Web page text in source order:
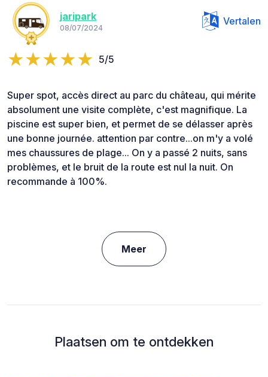
jaripark
08/07/2024
Vertalen
5/5
Super spot, accès direct au parc du château, qui mérite
absolument une visite complète, c'est magnifique. La
piscine est super bien, et permet de se délasser après
une bonne journée. attention par contre...on m'y a volé
mes chaussures de plage... On y a passé 2 nuits, sans
problèmes, et le bruit de la route est nul la nuit. On
recommande à 100%.
Meer
Plaatsen om te ontdekken